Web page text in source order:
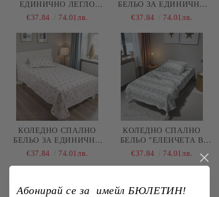
ЕДИНИЧНО ЛЕГЛО
МОРСКИ ОБИТАТЕЛИ ,
ПАМУК (ПОПЛИН), 3
ЧАСТИ
€37.84 74.01лв.
БЕЛЬО ЗА ЕДИНИЧНО
ЛЕГЛО, КОЛЕДНИ
НАТУРАЛЕН ПАМУК
(ПОПЛИН), 3 ЧАСТИ
€37.84 74.01лв.
КОЛЕДНО СПАЛНО
БЕЛЬО ЗА ЕДИНИЧНО
ЛЕГЛО, ЕЛЕНЧЕТА И
€37.84 74.01лв.
КОЛЕДНО СПАЛНО
БЕЛЬО "ЕЛЕНЧЕТА В
СИВО И БЯЛО", ЗА
ЕДИНИЧНО ЛЕГЛО, 100%
€37.84 74.01лв.
Абонирай се за имейл БЮЛЕТИН!